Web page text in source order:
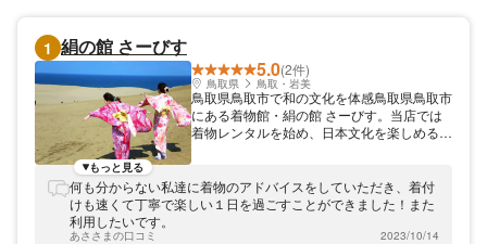
1 絹の館 さーびす
5.0(2件)
鳥取県 鳥取・岩美
鳥取県鳥取市で和の文化を体感鳥取県鳥取市
にある着物館・絹の館 さーびす。当店では
着物レンタルを始め、日本文化を楽しめるプ
もの」の素晴らしさを大切に伝えてまいりま
す。
もっと見る
何も分からない私達に着物のアドバイスをしていただき、着付
けも速くて丁寧で楽しい１日を過ごすことができました！また
利用したいです。
あささまの口コミ 2023/10/14